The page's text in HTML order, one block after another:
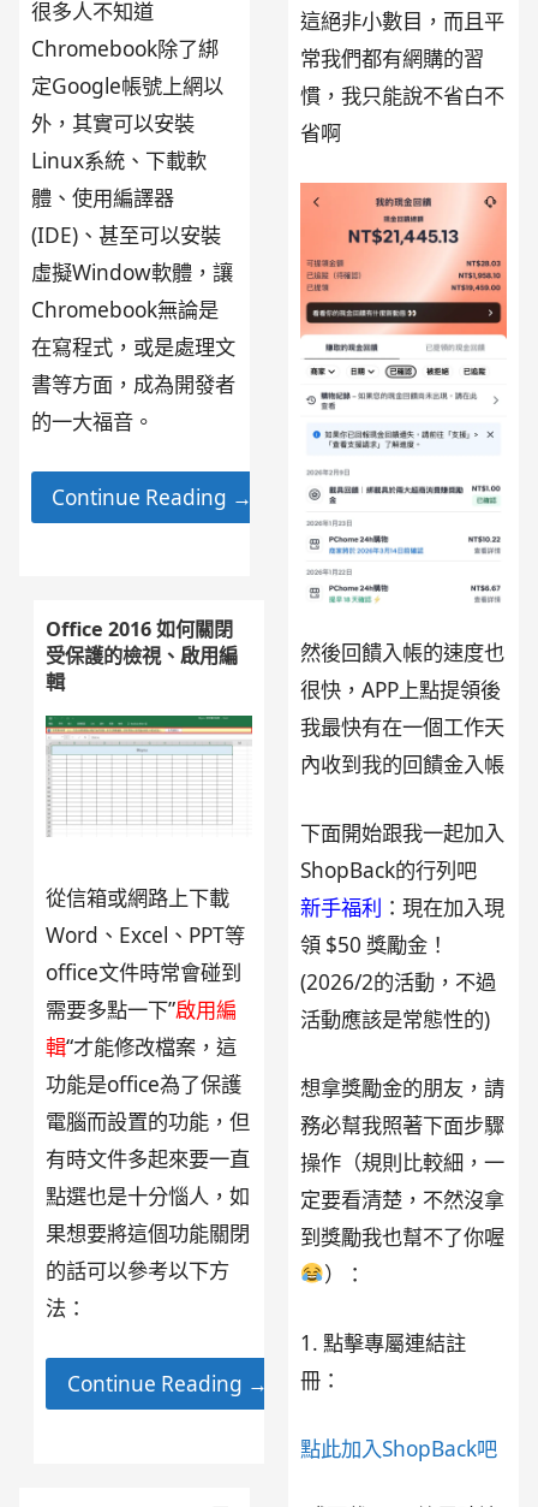
這絕非小數目，而且平
常我們都有網購的習
慣，我只能說不省白不
省啊
然後回饋入帳的速度也
很快，APP上點提領後
我最快有在一個工作天
內收到我的回饋金入帳
下面開始跟我一起加入
ShopBack的行列吧
新手福利 ：現在加入現
領 $50 獎勵金！
(2026/2的活動，不過
活動應該是常態性的)
想拿獎勵金的朋友，請
務必幫我照著下面步驟
操作（規則比較細，一
定要看清楚，不然沒拿
到獎勵我也幫不了你喔
）：
1. 點擊專屬連結註
冊：
點此加入ShopBack吧
很多人不知道
Chromebook除了綁
定Google帳號上網以
外，其實可以安裝
Linux系統、下載軟
體、使用編譯器
(IDE)、甚至可以安裝
虛擬Window軟體，讓
Chromebook無論是
在寫程式，或是處理文
書等方面，成為開發者
的一大福音。
Continue Reading →
Office 2016 如何關閉
受保護的檢視、啟用編
輯
從信箱或網路上下載
Word、Excel、PPT等
office文件時常會碰到
需要多點一下”啟用編
輯“才能修改檔案，這
功能是office為了保護
電腦而設置的功能，但
有時文件多起來要一直
點選也是十分惱人，如
果想要將這個功能關閉
的話可以參考以下方
法：
Continue Reading →